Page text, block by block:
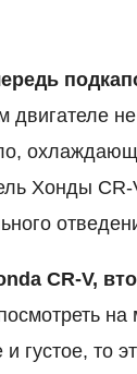
двигателе
Хонды CR-
CR-V,
на
то